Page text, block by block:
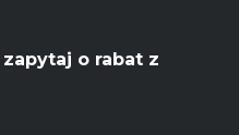
zapytaj o rabat z